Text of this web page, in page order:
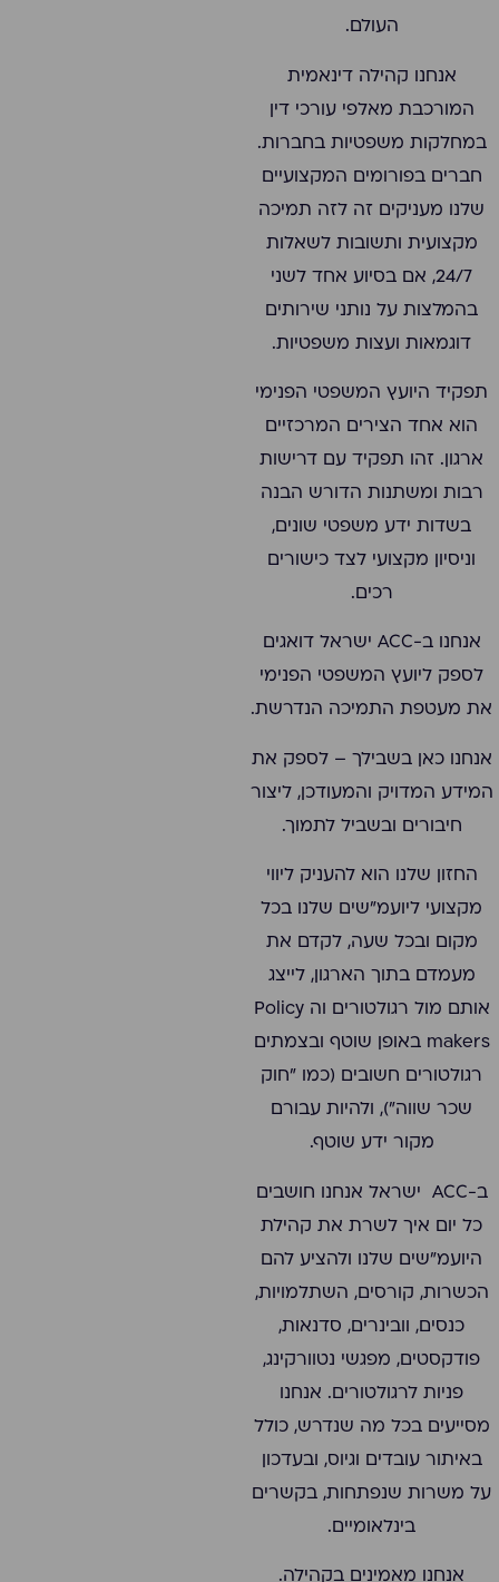
העולם.
אנחנו קהילה דינאמית
המורכבת מאלפי עורכי דין
במחלקות משפטיות בחברות.
חברים בפורומים המקצועיים
שלנו מעניקים זה לזה תמיכה
מקצועית ותשובות לשאלות
24/7, אם בסיוע אחד לשני
בהמלצות על נותני שירותים
דוגמאות ועצות משפטיות.
תפקיד היועץ המשפטי הפנימי
הוא אחד הצירים המרכזיים
ארגון. זהו תפקיד עם דרישות
רבות ומשתנות הדורש הבנה
בשדות ידע משפטי שונים,
וניסיון מקצועי לצד כישורים
רכים.
אנחנו ב-ACC ישראל דואגים
לספק ליועץ המשפטי הפנימי
את מעטפת התמיכה הנדרשת.
אנחנו כאן בשבילך – לספק את
המידע המדויק והמעודכן, ליצור
חיבורים ובשביל לתמוך.
החזון שלנו הוא להעניק ליווי
מקצועי ליועמ"שים שלנו בכל
מקום ובכל שעה, לקדם את
מעמדם בתוך הארגון, לייצג
אותם מול רגולטורים וה Policy
makers באופן שוטף ובצמתים
רגולטורים חשובים (כמו "חוק
שכר שווה"), ולהיות עבורם
מקור ידע שוטף.
ב-ACC ישראל אנחנו חושבים
כל יום איך לשרת את קהילת
היועמ"שים שלנו ולהציע להם
הכשרות, קורסים, השתלמויות,
כנסים, וובינרים, סדנאות,
פודקסטים, מפגשי נטוורקינג,
פניות לרגולטורים. אנחנו
מסייעים בכל מה שנדרש, כולל
באיתור עובדים וגיוס, ובעדכון
על משרות שנפתחות, בקשרים
בינלאומיים.
אנחנו מאמינים בקהילה.